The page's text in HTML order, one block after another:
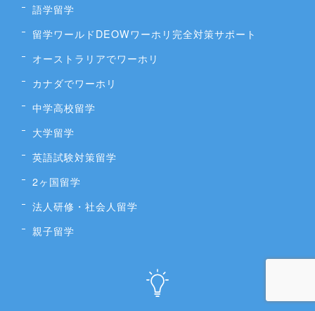
語学留学
留学ワールドDEOWワーホリ完全対策サポート
オーストラリアでワーホリ
カナダでワーホリ
中学高校留学
大学留学
英語試験対策留学
2ヶ国留学
法人研修・社会人留学
親子留学